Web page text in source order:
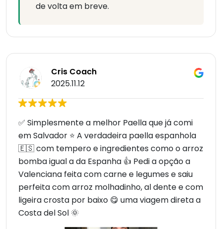
de volta em breve.
Cris Coach
2025.11.12
✅ Simplesmente a melhor Paella que já comi
em Salvador ⭐️ A verdadeira paella espanhola
🇪🇸 com tempero e ingredientes como o arroz
bomba igual a da Espanha 👍 Pedi a opção a
Valenciana feita com carne e legumes e saiu
perfeita com arroz molhadinho, al dente e com
ligeira crosta por baixo 😋 uma viagem direta a
Costa del Sol 🌞